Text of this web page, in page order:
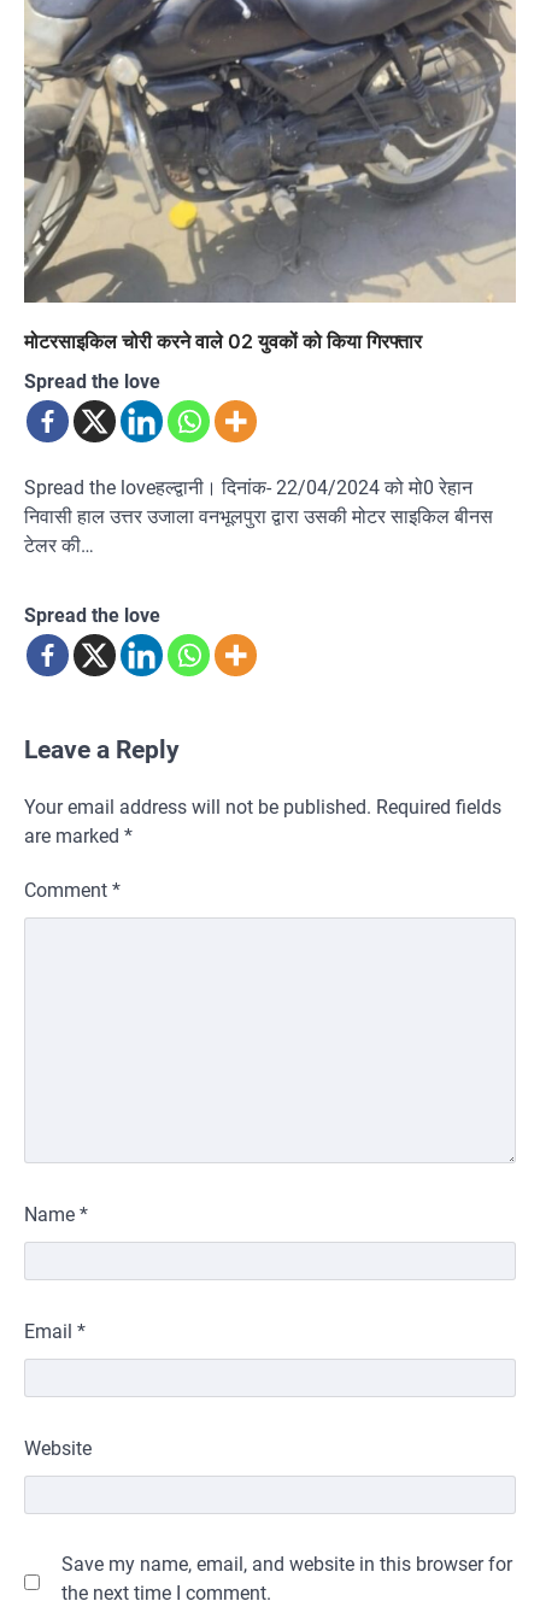
मोटरसाइकिल चोरी करने वाले 02 युवकों को किया गिरफ्तार
Spread the love
Spread the loveहल्द्वानी। दिनांक- 22/04/2024 को मो0 रेहान
निवासी हाल उत्तर उजाला वनभूलपुरा द्वारा उसकी मोटर साइकिल बीनस
टेलर की…
Spread the love
Leave a Reply
Your email address will not be published. Required fields
are marked *
Comment *
Name *
Email *
Website
Save my name, email, and website in this browser for
the next time I comment.